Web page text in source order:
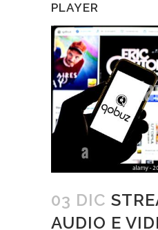
PLAYER
03 DIC
AUDIO E